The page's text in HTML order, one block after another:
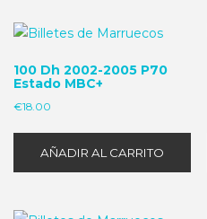
100 Dh 2002-2005 P70
Estado MBC+
€18.00
AÑADIR AL CARRITO